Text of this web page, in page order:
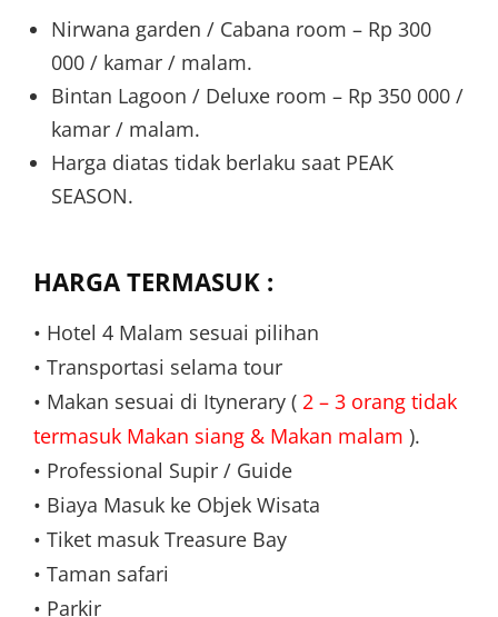
Nirwana garden / Cabana room – Rp 300
000 / kamar / malam.
Bintan Lagoon / Deluxe room – Rp 350 000 /
kamar / malam.
Harga diatas tidak berlaku saat PEAK
SEASON.
HARGA TERMASUK :
• Hotel 4 Malam sesuai pilihan
• Transportasi selama tour
• Makan sesuai di Itynerary ( 2 – 3 orang tidak
termasuk Makan siang & Makan malam ).
• Professional Supir / Guide
• Biaya Masuk ke Objek Wisata
• Tiket masuk Treasure Bay
• Taman safari
• Parkir